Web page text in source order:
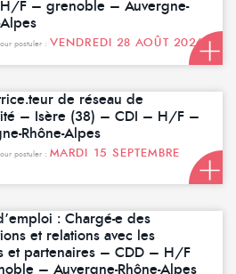
F – grenoble – Auvergne-
Alpes
postuler : VENDREDI 28 AOÛT 2026
de réseau de
– Isère (38) – CDI – H/F –
Rhône-Alpes
postuler : MARDI 15 SEPTEMBRE
: Chargé-e des
et relations avec les
et partenaires – CDD – H/F
– Auvergne-Rhône-Alpes